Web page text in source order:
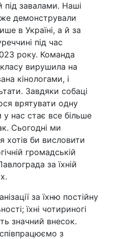
завалами. Наші
демонстрували
в Україні, а й за
під час
року. Команда
вирушила на
кінологами, і
Завдяки собаці
врятувати одну
нас стає все більше
Сьогодні ми
хотів би висловити
громадській
за їхній
за їхню постійну
їхні чотириногі
значний внесок.
з